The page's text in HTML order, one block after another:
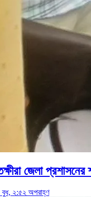
জেলা প্রশাসনের
২:৫২ অপরাহ্ণ